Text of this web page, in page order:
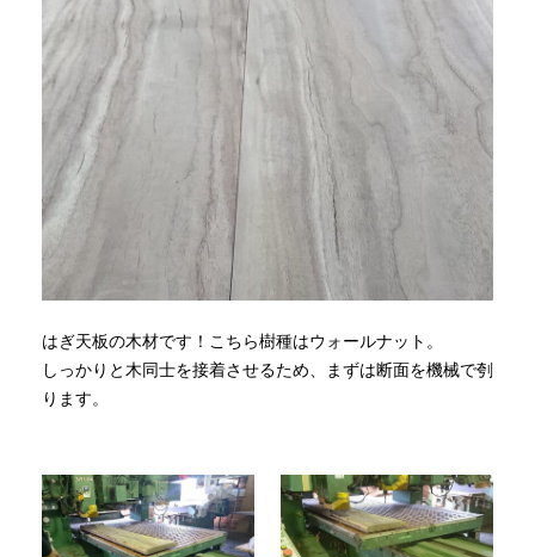
はぎ天板の木材です！こちら樹種はウォールナット。
しっかりと木同士を接着させるため、まずは断面を機械で刳
ります。